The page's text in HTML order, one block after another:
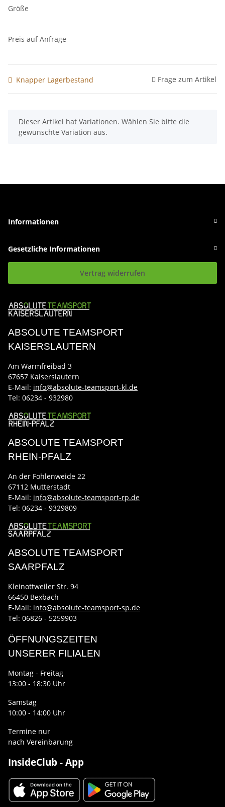
Größe
Preis auf Anfrage
Knapper Lagerbestand Frage zum Artikel
x
Dieser Artikel hat Variationen. Wählen Sie bitte die
gewünschte Variation aus.
Informationen
Gesetzliche Informationen
Vertrag widerrufen
ABSOLUTE TEAMSPORT
KAISERSLAUTERN
Am Warmfreibad 3
67657 Kaiserslautern
E-Mail: info@absolute-teamsport-kl.de
Tel: 06234 - 932980
ABSOLUTE TEAMSPORT
RHEIN-PFALZ
An der Fohlenweide 22
67112 Mutterstadt
E-Mail: info@absolute-teamsport-rp.de
Tel: 06234 - 9329809
ABSOLUTE TEAMSPORT
SAARPFALZ
Kleinottweiler Str. 94
66450 Bexbach
E-Mail: info@absolute-teamsport-sp.de
Tel: 06826 - 5259903
ÖFFNUNGSZEITEN
UNSERER FILIALEN
Montag - Freitag
13:00 - 18:30 Uhr
Samstag
10:00 - 14:00 Uhr
Termine nur
nach Vereinbarung
InsideClub - App